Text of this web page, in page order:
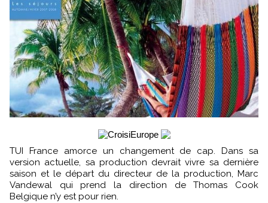
TUI France amorce un changement de cap. Dans sa
version actuelle, sa production devrait vivre sa dernière
saison et le départ du directeur de la production, Marc
Vandewal qui prend la direction de Thomas Cook
Belgique n’y est pour rien.